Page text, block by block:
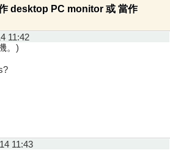
desktop PC monitor 或 當作
11:42
。)
11:43